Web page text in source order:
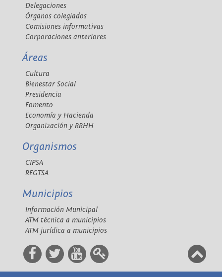
Delegaciones
Órganos colegiados
Comisiones informativas
Corporaciones anteriores
Áreas
Cultura
Bienestar Social
Presidencia
Fomento
Economía y Hacienda
Organización y RRHH
Organismos
CIPSA
REGTSA
Municipios
Información Municipal
ATM técnica a municipios
ATM jurídica a municipios